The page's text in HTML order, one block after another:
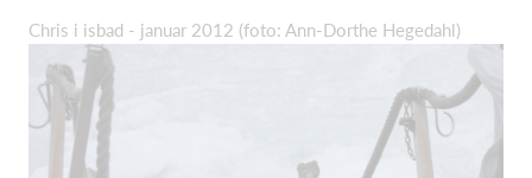
Chris i isbad - januar 2012 (foto: Ann-Dorthe Hegedahl)